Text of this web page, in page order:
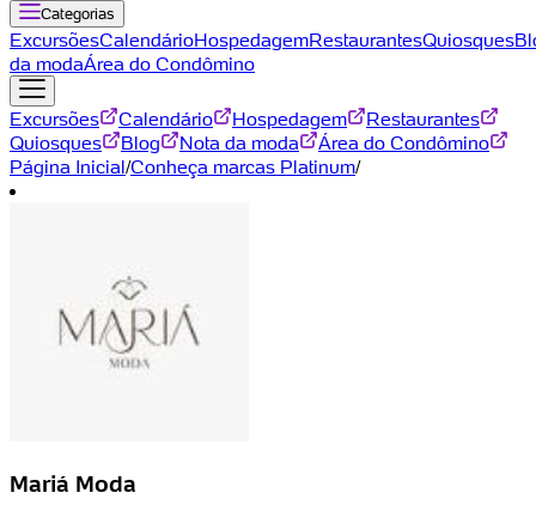
Categorias
ExcursõesCalendárioHospedagemRestaurantesQuiosques
da modaÁrea do Condômino
Excursões Calendário Hospedagem
Restaurantes
Quiosques
Blog Nota da moda
Área do Condômino
Página Inicial/Conheça marcas Platinum/
Mariá Moda